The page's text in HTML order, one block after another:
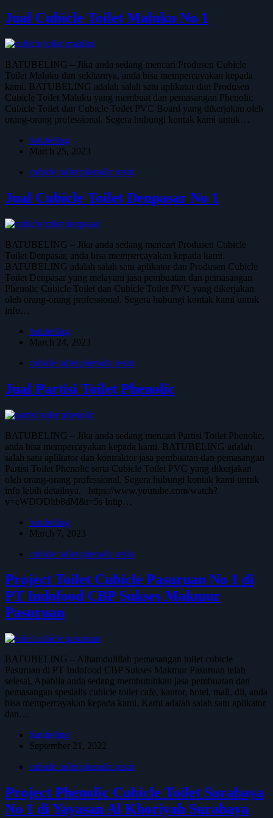
Jual Cubicle Toilet Maluku No 1
BATUBELING – Jika anda sedang mencari Produsen Cubicle
Toilet Maluku dan sekitarnya, anda bisa mempercayakan kepada
kami. BATUBELING adalah salah satu aplikator dan Produsen
Cubicle Toilet Maluku yang membuat dan pemasangan Phenolic
Cubicle Toilet dan Cubicle Toilet PVC Board yang dikerjakan oleh
orang-orang professional. Segera hubungi kontak kami untuk…
batubeling
March 25, 2023
cubicle toilet phenolic resin
Jual Cubicle Toilet Denpasar No 1
BATUBELING – Jika anda sedang mencari Produsen Cubicle
Toilet Denpasar, anda bisa mempercayakan kepada kami.
BATUBELING adalah salah satu aplikator dan Produsen Cubicle
Toilet Denpasar yang melayani jasa pembuatan dan pemasangan
Phenolic Cubicle Toilet dan Cubicle Toilet PVC yang dikerjakan
oleh orang-orang professional. Segera hubungi kontak kami untuk
info…
batubeling
March 24, 2023
cubicle toilet phenolic resin
Jual Partisi Toilet Phenolic
BATUBELING – Jika anda sedang mencari Partisi Toilet Phenolic,
anda bisa mempercayakan kepada kami. BATUBELING adalah
salah satu aplikator dan kontraktor jasa pembuatan dan pemasangan
Partisi Toilet Phenolic serta Cubicle Toilet PVC yang dikerjakan
oleh orang-orang professional. Segera hubungi kontak kami untuk
info lebih detailnya. https://www.youtube.com/watch?
v=cWDODltb8dM&t=5s Intip…
batubeling
March 7, 2023
cubicle toilet phenolic resin
Project Toilet Cubicle Pasuruan No 1 di
PT Indofood CBP Sukses Makmur
Pasuruan
BATUBELING – Alhamdulillah pemasangan toilet cubicle
Pasuruan di PT Indofood CBP Sukses Makmur Pasuruan telah
selesai. Apabila anda sedang membutuhkan jasa pembuatan dan
pemasangan spesialis cubicle toilet cafe, kantor, hotel, mall, dll, anda
bisa mempercayakan kepada kami. Kami adalah salah satu aplikator
dan…
batubeling
September 21, 2022
cubicle toilet phenolic resin
Project Phenolic Cubicle Toilet Surabaya
No 1 di Yayasan Al Khoriyah Surabaya